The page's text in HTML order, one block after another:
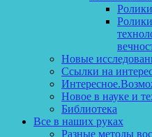
Новые
Ссылки на
Новое в науке и
Библиотека
Все в наших руках
Разные методы